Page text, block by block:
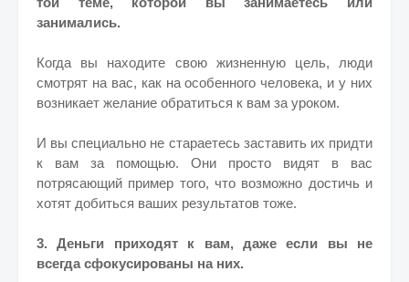
занимались.
Когда вы находите свою жизненную цель, люди
смотрят на вас, как на особенного человека, и у них
возникает желание обратиться к вам за уроком.
И вы специально не стараетесь заставить их придти
к вам за помощью. Они просто видят в вас
потрясающий пример того, что возможно достичь и
хотят добиться ваших результатов тоже.
3. Деньги приходят к вам, даже если вы не
всегда сфокусированы на них.